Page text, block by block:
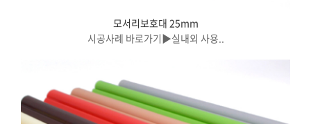
모서리보호대 25mm
시공사례 바로가기▶실내외 사용..